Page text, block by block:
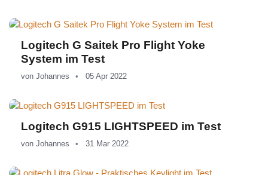
Logitech G Saitek Pro Flight Yoke
System im Test
von Johannes 05 Apr 2022
Logitech G915 LIGHTSPEED im Test
von Johannes 31 Mar 2022